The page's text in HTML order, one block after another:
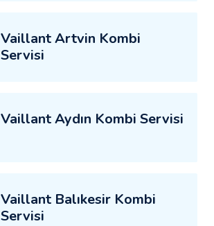
Vaillant Artvin Kombi
Servisi
Vaillant Aydın Kombi Servisi
Vaillant Balıkesir Kombi
Servisi